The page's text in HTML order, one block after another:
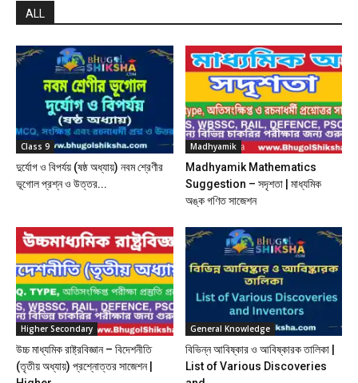
ALL
Class 9
দুর্যোগ ও বিপর্যয় (ষষ্ঠ অধ্যায়) নবম শ্রেণীর
ভূগোল প্রশ্ন ও উত্তর...
Madhyamik
Madhyamik Mathematics
Suggestion – সদৃশতা | মাধ্যমিক
অঙ্ক গণিত সাজেশন
Higher Secondary
উচ্চ মাধ্যমিক রাষ্ট্রবিজ্ঞান – বিদেশনীতি
(তৃতীয় অধ্যায়) প্রশ্নোত্তর সাজেশন |
General Knowledge
বিভিন্ন আবিষ্কার ও আবিষ্কারক তালিকা |
List of Various Discoveries